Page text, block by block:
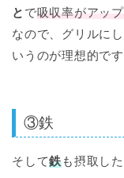
と で吸収率がアップ
なので、グリルに
いうのが理想的です
③鉄
そして鉄も摂取し